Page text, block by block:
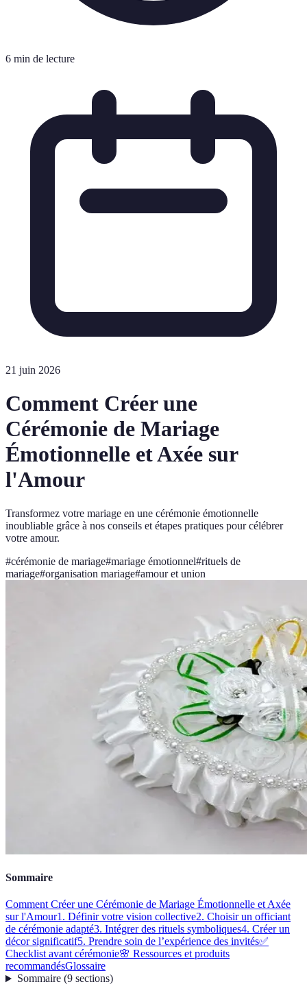
6 min de lecture
21 juin 2026
Comment Créer une
Cérémonie de Mariage
Émotionnelle et Axée sur
l'Amour
Transformez votre mariage en une cérémonie émotionnelle
inoubliable grâce à nos conseils et étapes pratiques pour célébrer
votre amour.
#cérémonie de mariage#mariage émotionnel#rituels de
mariage#organisation mariage#amour et union
Sommaire
Comment Créer une Cérémonie de Mariage Émotionnelle et Axée
sur l'Amour1. Définir votre vision collective2. Choisir un officiant
de cérémonie adapté3. Intégrer des rituels symboliques4. Créer un
décor significatif5. Prendre soin de l’expérience des invités✅
Checklist avant cérémonie🌸 Ressources et produits
recommandésGlossaire
Sommaire(9 sections)